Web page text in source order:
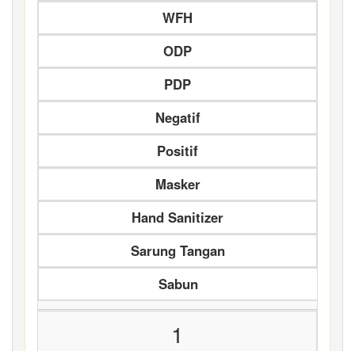
WFH
ODP
PDP
Negatif
Positif
Masker
Hand Sanitizer
Sarung Tangan
Sabun
1